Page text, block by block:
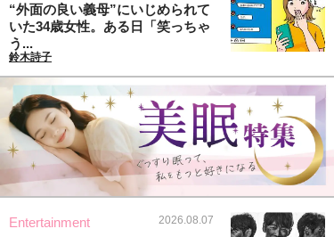
“外面の良い義母”にいじめられて
いた34歳女性。ある日「笑っちゃ
う...
鈴木詩子
Entertainment 2026.08.07